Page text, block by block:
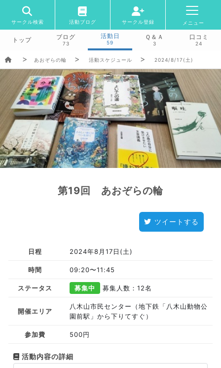
サークル検索 活動ブログ サークル登録 メニュー
トップ ブログ
73
活動日
59
Ｑ＆Ａ
3
口コミ
24
あおぞらの輪 活動スケジュール 2024/8/17(土)
第19回 あおぞらの輪
ツイートする
日程 2024年8月17日(土)
時間 09:20〜11:45
ステータス 募集中 募集人数：12名
開催エリア
八木山市民センター（地下鉄「八木山動物公
園前駅」から下りてすぐ）
参加費 500円
活動内容の詳細